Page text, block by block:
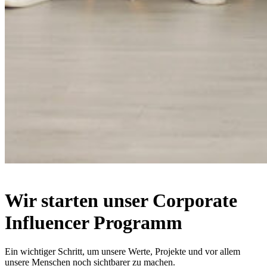
Wir starten unser Corporate
Influencer Programm
Ein wichtiger Schritt, um unsere Werte, Projekte und vor allem
unsere Menschen noch sichtbarer zu machen.